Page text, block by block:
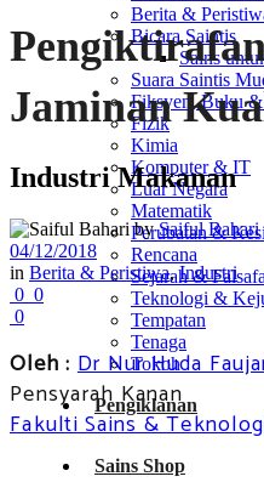
Berita &
Bicara Saintis
Sains
Suara Saintis
Fiksyen, Buku
Fizik
Kimia
Komputer & IT
Luar Negara
Matematik
Perubatan &
Rencana
Sejarah &
Teknologi &
Tempatan
Tenaga
Tokoh
Pengiklanan
Sains Shop
Jaminan
Industri Makanan
by Saiful Bahari
04/12/2018
in Berita & Peristiwa,Industri
0 0
0
Oleh :Dr Nur Huda
Pensyarah Kanan
Fakulti Sains &